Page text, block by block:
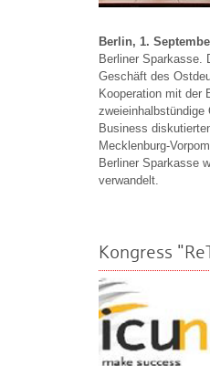
Berlin, 1.
Berliner Sparkasse.
Geschäft des
Kooperation mit der
Business
Mecklenburg-
Berliner Sparkasse
verwandelt.
Kongress